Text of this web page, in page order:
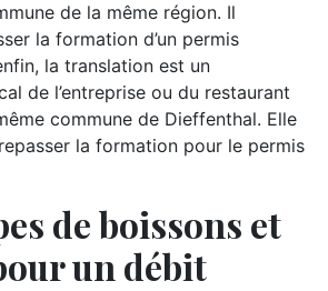
de la même région. Il
la formation d’un permis
la translation est un
de l’entreprise ou du restaurant
commune de Dieffenthal. Elle
la formation pour le permis
de boissons et
un débit